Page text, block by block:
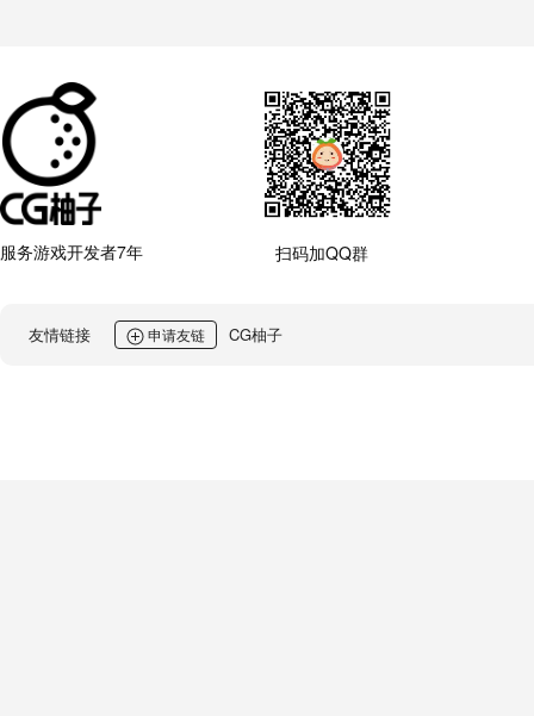
服务游戏开发者7年 扫码加QQ群
友情链接 申请友链 CG柚子